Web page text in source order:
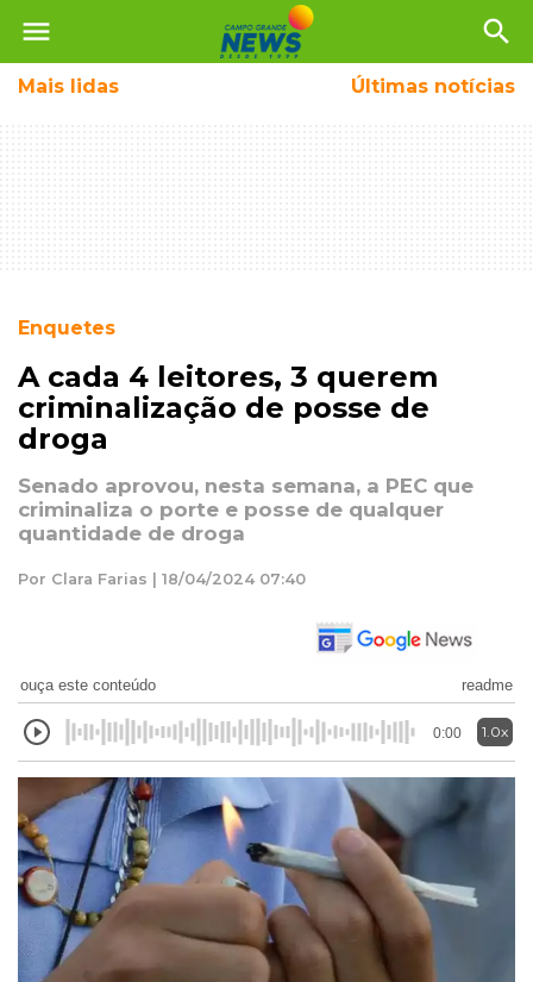
menu search
Mais lidas Últimas notícias
Enquetes
A cada 4 leitores, 3 querem
criminalização de posse de
droga
Senado aprovou, nesta semana, a PEC que
criminaliza o porte e posse de qualquer
quantidade de droga
Por Clara Farias | 18/04/2024 07:40
ouça este conteúdo readme
0:00 1.0x